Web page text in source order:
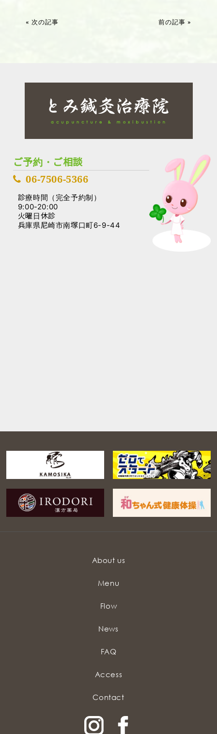
« 次の記事 前の記事 »
ご予約・ご相談
06-7506-5366
診療時間（完全予約制）
9:00-20:00
火曜日休診
兵庫県尼崎市南塚口町6-9-44
About us
Menu
Flow
News
FAQ
Access
Contact